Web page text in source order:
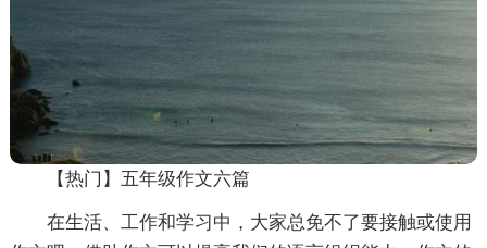
【热门】五年级作文六篇
在生活、工作和学习中，大家总免不了要接触或使用